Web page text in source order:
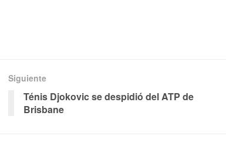
Siguiente
Ténis Djokovic se despidió del ATP de
Brisbane